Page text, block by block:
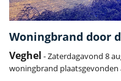
Woningbrand door
Veghel - Zaterdagavond 8
woningbrand plaatsgevonden